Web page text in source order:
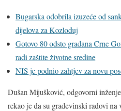
Bugarska odobrila izuzeće od
dijelova za Kozloduj
Gotovo 80 odsto građana Crne
radi zaštite životne sredine
NIS je podnio zahtjev za novu
Dušan Mijušković, odgovorni
rekao je da su građevinski radovi